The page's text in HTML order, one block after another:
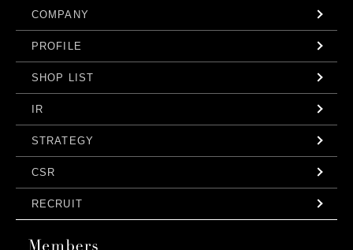
COMPANY
PROFILE
SHOP LIST
IR
STRATEGY
CSR
RECRUIT